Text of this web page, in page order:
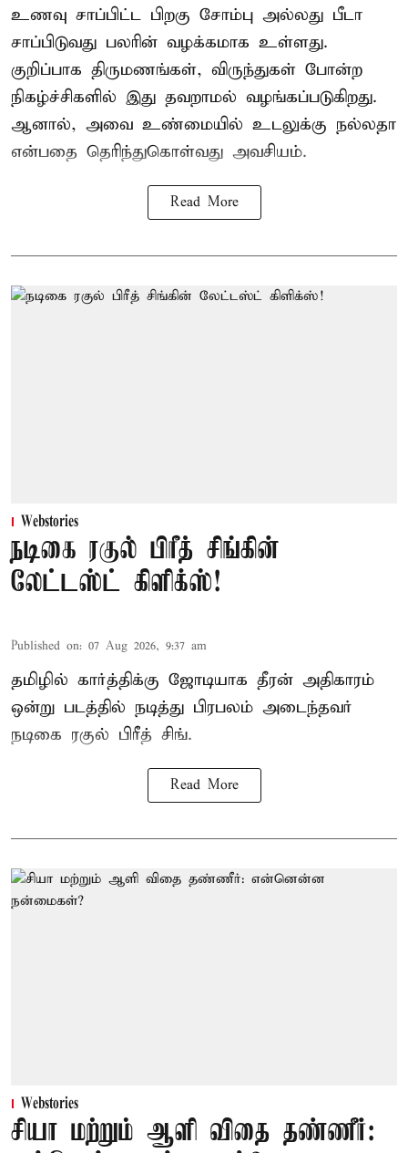
உணவு சாப்பிட்ட பிறகு சோம்பு அல்லது பீடா
சாப்பிடுவது பலரின் வழக்கமாக உள்ளது.
குறிப்பாக திருமணங்கள், விருந்துகள் போன்ற
நிகழ்ச்சிகளில் இது தவறாமல் வழங்கப்படுகிறது.
ஆனால், அவை உண்மையில் உடலுக்கு நல்லதா
என்பதை தெரிந்துகொள்வது அவசியம்.
Read More
Webstories
நடிகை ரகுல் பிரீத் சிங்கின்
லேட்டஸ்ட் கிளிக்ஸ்!
Published on: 07 Aug 2026, 9:37 am
தமிழில் கார்த்திக்கு ஜோடியாக தீரன் அதிகாரம்
ஒன்று படத்தில் நடித்து பிரபலம் அடைந்தவர்
நடிகை ரகுல் பிரீத் சிங்.
Read More
Webstories
சியா மற்றும் ஆளி விதை தண்ணீர்: